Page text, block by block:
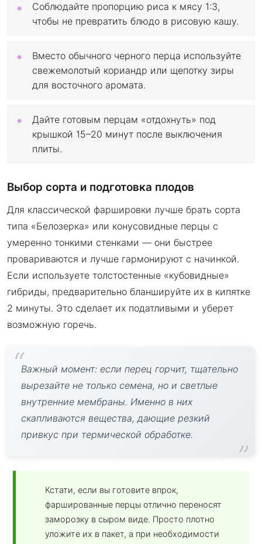
Соблюдайте пропорцию риса к мясу 1:3,
чтобы не превратить блюдо в рисовую кашу.
Вместо обычного черного перца используйте
свежемолотый кориандр или щепотку зиры
для восточного аромата.
Дайте готовым перцам «отдохнуть» под
крышкой 15–20 минут после выключения
плиты.
Выбор сорта и подготовка плодов
Для классической фаршировки лучше брать сорта
типа «Белозерка» или конусовидные перцы с
умеренно тонкими стенками — они быстрее
провариваются и лучше гармонируют с начинкой.
Если используете толстостенные «кубовидные»
гибриды, предварительно бланшируйте их в кипятке
2 минуты. Это сделает их податливыми и уберет
возможную горечь.
Важный момент: если перец горчит, тщательно
вырезайте не только семена, но и светлые
внутренние мембраны. Именно в них
скапливаются вещества, дающие резкий
привкус при термической обработке.
Кстати, если вы готовите впрок,
фаршированные перцы отлично переносят
заморозку в сыром виде. Просто плотно
уложите их в пакет, а при необходимости